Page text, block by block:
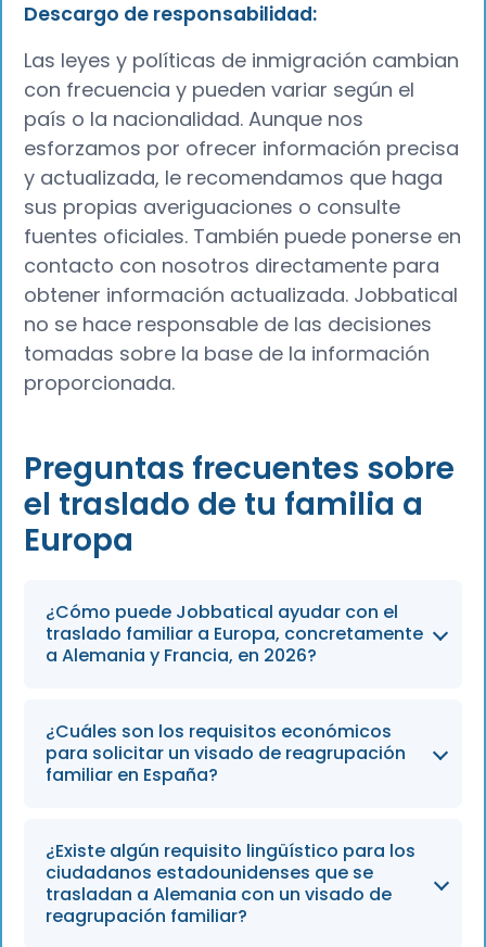
Descargo de responsabilidad:
Las leyes y políticas de inmigración cambian
con frecuencia y pueden variar según el
país o la nacionalidad. Aunque nos
esforzamos por ofrecer información precisa
y actualizada, le recomendamos que haga
sus propias averiguaciones o consulte
fuentes oficiales. También puede ponerse en
contacto con nosotros directamente para
obtener información actualizada. Jobbatical
no se hace responsable de las decisiones
tomadas sobre la base de la información
proporcionada.
Preguntas frecuentes sobre
el traslado de tu familia a
Europa
¿Cómo puede Jobbatical ayudar con el
traslado familiar a Europa, concretamente
a Alemania y Francia, en 2026?
Jobbatical ofrece un servicio integral de
asistencia a las familias que se trasladan a
países como Alemania y Francia,
llegada para garantizar una transición fluida a
lo largo de 2026.
¿Cuáles son los requisitos económicos
para solicitar un visado de reagrupación
familiar en España?
Para obtener un visado de residencia por
motivos no lucrativos en España, debes
acreditar unos ingresos mensuales de 2.400 €
para el solicitante principal, más 600 € por
¿Existe algún requisito lingüístico para los
ciudadanos estadounidenses que se
trasladan a Alemania con un visado de
reagrupación familiar?